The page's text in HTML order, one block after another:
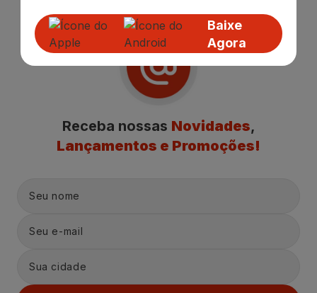
Baixe
Agora
Receba nossas Novidades,
Lançamentos e Promoções!